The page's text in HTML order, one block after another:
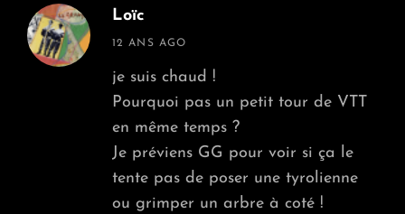
Loïc
says:
12 ANS AGO
je suis chaud !
Pourquoi pas un petit tour de VTT
en même temps ?
Je préviens GG pour voir si ça le
tente pas de poser une tyrolienne
ou grimper un arbre à coté !